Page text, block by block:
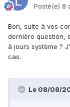
Posté(e) 8
Bon, suite à vos
dernière question,
à jours système ?
cas.
Le 08/08/